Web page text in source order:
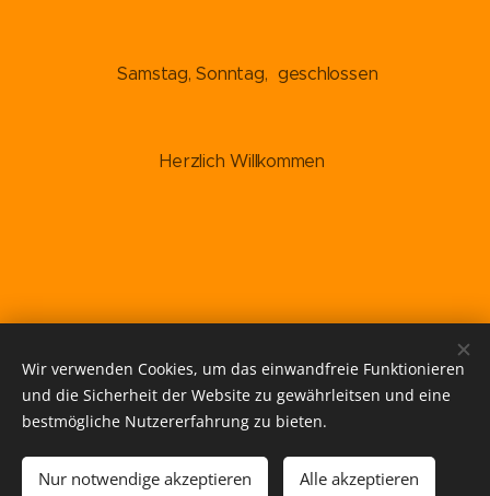
Samstag, Sonntag, geschlossen
Herzlich Willkommen
geänderte Öffnungszeiten!
© 2025 freudig. Alle Rechte vorbehalten.
Unterstützt vonWebnode Cookies
Wir verwenden Cookies, um das einwandfreie Funktionieren
und die Sicherheit der Website zu gewährleitsen und eine
bestmögliche Nutzererfahrung zu bieten.
Nur notwendige akzeptieren Alle akzeptieren